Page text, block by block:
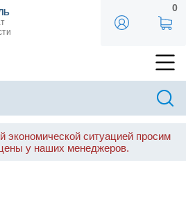
0
экономической ситуацией просим
у наших менеджеров.